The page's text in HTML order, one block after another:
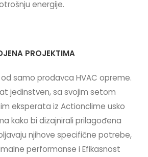
energije.
PROJEKTIMA
samo prodavca HVAC opreme.
jedinstven, sa svojim setom
eksperata iz Actionclime usko
kako bi dizajnirali prilagođena
njihove specifične potrebe,
performanse i Efikasnost